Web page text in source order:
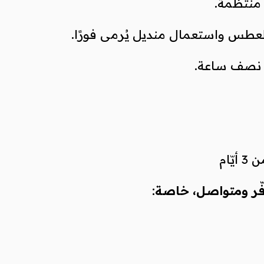
منتظمة.
واستعمال منديل يُرمى فورًا.
نصف ساعة.
ومتواصل، خاصة: